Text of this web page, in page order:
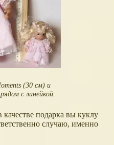
(30 см) и
с линейкой.
подарка вы куклу
случаю, именно